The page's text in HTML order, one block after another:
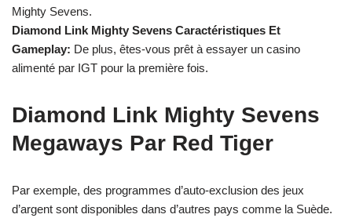
Mighty Sevens.
Diamond Link Mighty Sevens Caractéristiques Et
Gameplay: De plus, êtes-vous prêt à essayer un casino
alimenté par IGT pour la première fois.
Diamond Link Mighty Sevens
Megaways Par Red Tiger
Par exemple, des programmes d’auto-exclusion des jeux
d’argent sont disponibles dans d’autres pays comme la Suède.